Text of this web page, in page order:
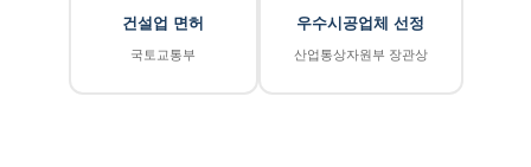
건설업 면허
국토교통부
우수시공업체 선정
산업통상자원부 장관상